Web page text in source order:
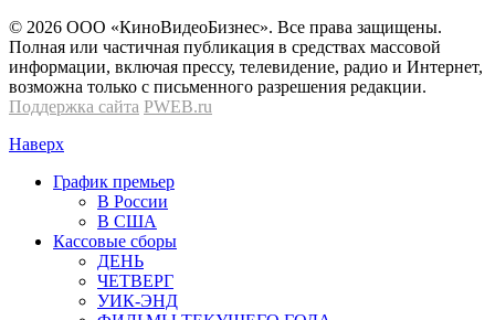
© 2026 OOО «КиноВидеоБизнес». Все права защищены.
Полная или частичная публикация в средствах массовой
информации, включая прессу, телевидение, радио и Интернет,
возможна только с письменного разрешения редакции.
Поддержка сайта PWEB.ru
Наверх
График премьер
В России
В США
Кассовые сборы
ДЕНЬ
ЧЕТВЕРГ
УИК-ЭНД